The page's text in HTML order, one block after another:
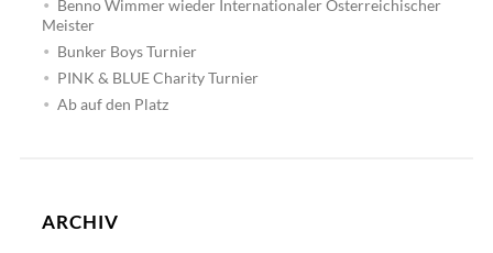
Benno Wimmer wieder Internationaler Österreichischer
Meister
Bunker Boys Turnier
PINK & BLUE Charity Turnier
Ab auf den Platz
ARCHIV